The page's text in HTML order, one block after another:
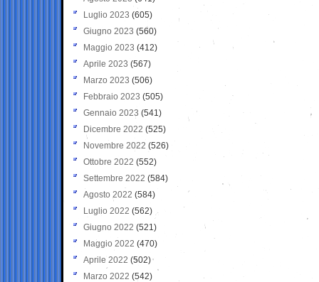
Luglio 2023 (605)
Giugno 2023 (560)
Maggio 2023 (412)
Aprile 2023 (567)
Marzo 2023 (506)
Febbraio 2023 (505)
Gennaio 2023 (541)
Dicembre 2022 (525)
Novembre 2022 (526)
Ottobre 2022 (552)
Settembre 2022 (584)
Agosto 2022 (584)
Luglio 2022 (562)
Giugno 2022 (521)
Maggio 2022 (470)
Aprile 2022 (502)
Marzo 2022 (542)